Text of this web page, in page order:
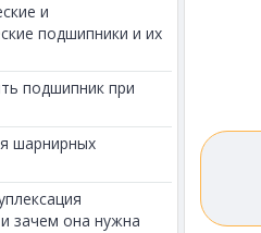
и
подшипники и их
подшипник при
шарнирных
зачем она нужна